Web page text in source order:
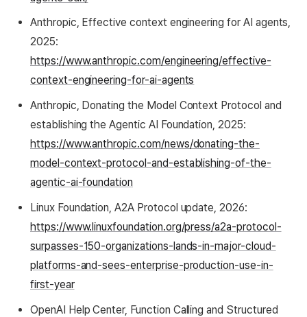
Anthropic, Effective context engineering for AI agents,
2025:
https://www.anthropic.com/engineering/effective-
context-engineering-for-ai-agents
Anthropic, Donating the Model Context Protocol and
establishing the Agentic AI Foundation, 2025:
https://www.anthropic.com/news/donating-the-
model-context-protocol-and-establishing-of-the-
agentic-ai-foundation
Linux Foundation, A2A Protocol update, 2026:
https://www.linuxfoundation.org/press/a2a-protocol-
surpasses-150-organizations-lands-in-major-cloud-
platforms-and-sees-enterprise-production-use-in-
first-year
OpenAI Help Center, Function Calling and Structured